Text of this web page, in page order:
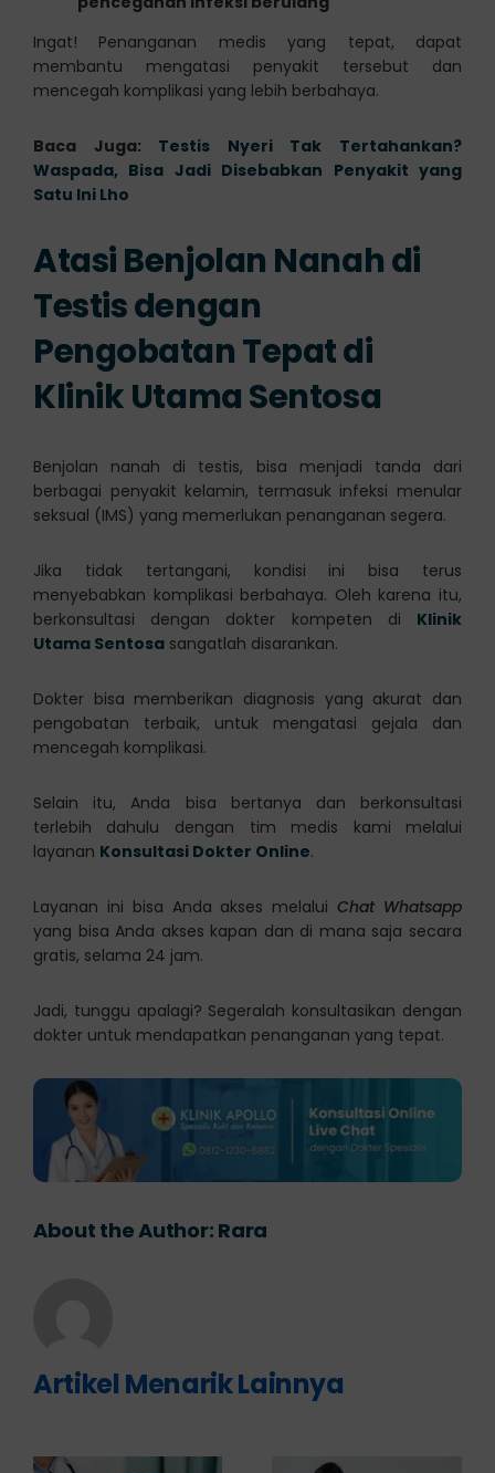
Ingat! Penanganan medis yang tepat, dapat
membantu mengatasi penyakit tersebut dan
mencegah komplikasi yang lebih berbahaya.
Baca Juga: Testis Nyeri Tak Tertahankan?
Waspada, Bisa Jadi Disebabkan Penyakit yang
Satu Ini Lho
Atasi Benjolan Nanah di
Testis dengan
Pengobatan Tepat di
Klinik Utama Sentosa
Benjolan nanah di testis, bisa menjadi tanda dari
berbagai penyakit kelamin, termasuk infeksi menular
seksual (IMS) yang memerlukan penanganan segera.
Jika tidak tertangani, kondisi ini bisa terus
menyebabkan komplikasi berbahaya. Oleh karena itu,
berkonsultasi dengan dokter kompeten di Klinik
Utama Sentosasangatlah disarankan.
Dokter bisa memberikan diagnosis yang akurat dan
pengobatan terbaik, untuk mengatasi gejala dan
mencegah komplikasi.
Selain itu, Anda bisa bertanya dan berkonsultasi
terlebih dahulu dengan tim medis kami melalui
layanan Konsultasi Dokter Online.
Layanan ini bisa Anda akses melaluiChat Whatsapp
yang bisa Anda akses kapan dan di mana saja secara
gratis, selama 24 jam.
Jadi, tunggu apalagi? Segeralah konsultasikan dengan
dokter untuk mendapatkan penanganan yang tepat.
About the Author: Rara
Artikel Menarik Lainnya